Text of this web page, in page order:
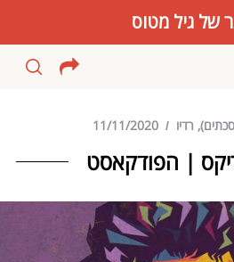
, רדיו 11/11/2020
| הפודקאסט
של גיל מטוס